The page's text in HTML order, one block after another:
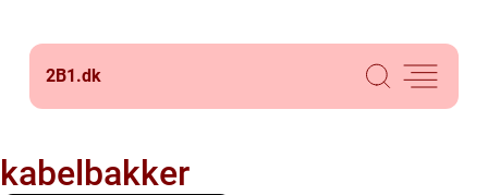
2B1.dk
kabelbakker